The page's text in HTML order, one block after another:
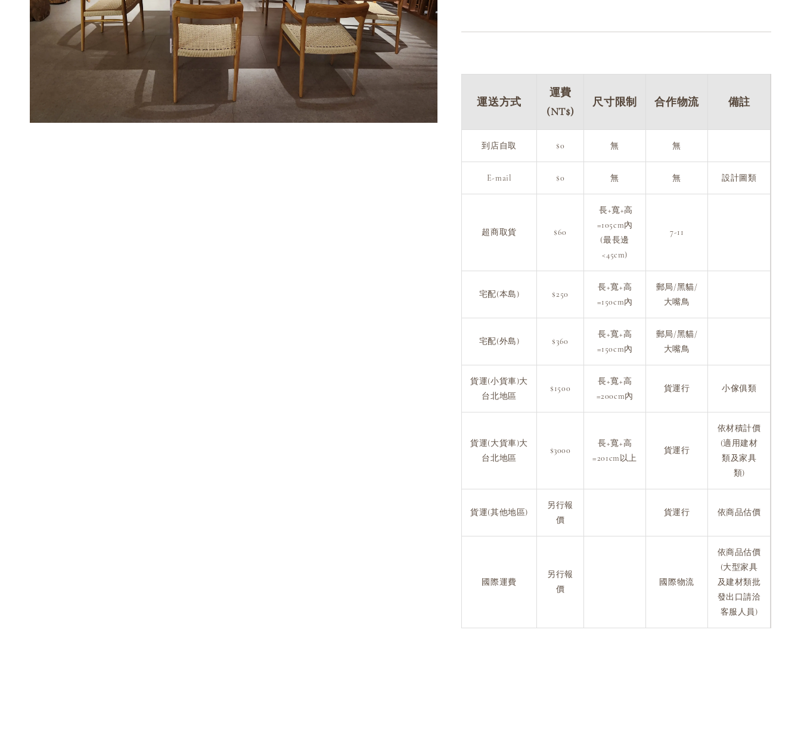
運送方式
運費
(NT$)
尺寸限制 合作物流 備註
到店自取 $0 無 無
E-mail $0 無 無 設計圖類
超商取貨 $60
長+寬+高
=105cm內
(最長邊
<45cm)
7-11
宅配(本島) $250
長+寬+高
=150cm內
郵局/黑貓/
大嘴鳥
宅配(外島) $360
長+寬+高
=150cm內
郵局/黑貓/
大嘴鳥
貨運(小貨車)大
台北地區
$1500
長+寬+高
=200cm內
貨運行 小傢俱類
貨運(大貨車)大
台北地區
$3000
長+寬+高
=201cm以上
貨運行
依材積計價
(適用建材
類及家具
類)
貨運(其他地區)
另行報
價
貨運行 依商品估價
國際運費
另行報
價
國際物流
依商品估價
(大型家具
及建材類批
發出口請洽
客服人員)